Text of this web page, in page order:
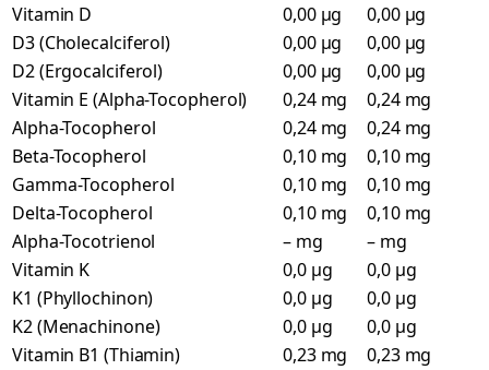
Vitamin D
0,00 µg
0,00 µg
D3 (Cholecalciferol)
0,00 µg
0,00 µg
D2 (Ergocalciferol)
0,00 µg
0,00 µg
Vitamin E (Alpha-Tocopherol)
0,24 mg
0,24 mg
Alpha-Tocopherol
0,24 mg
0,24 mg
Beta-Tocopherol
0,10 mg
0,10 mg
Gamma-Tocopherol
0,10 mg
0,10 mg
Delta-Tocopherol
0,10 mg
0,10 mg
Alpha-Tocotrienol
– mg
– mg
Vitamin K
0,0 µg
0,0 µg
K1 (Phyllochinon)
0,0 µg
0,0 µg
K2 (Menachinone)
0,0 µg
0,0 µg
Vitamin B1 (Thiamin)
0,23 mg
0,23 mg